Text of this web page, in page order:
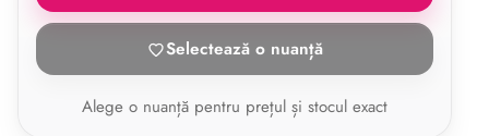
Selectează o nuanță
Alege o nuanță pentru prețul și stocul exact